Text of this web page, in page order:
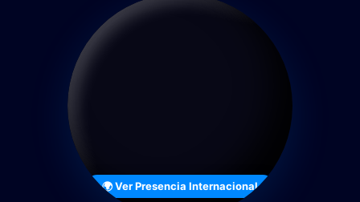
🌍 Ver Presencia Internacional